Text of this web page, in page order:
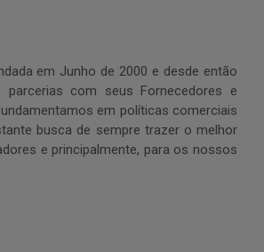
em Junho de 2000 e desde então
com seus Fornecedores e
em políticas comerciais
busca de sempre trazer o melhor
e principalmente, para os nossos